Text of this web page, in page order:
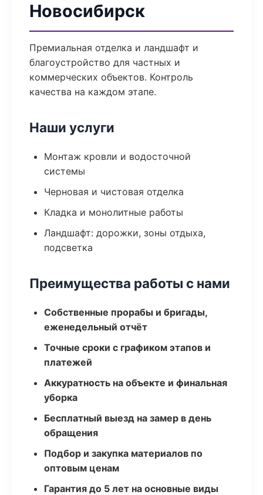
Новосибирск
Премиальная отделка и ландшафт и
благоустройство для частных и
коммерческих объектов. Контроль
качества на каждом этапе.
Наши услуги
Монтаж кровли и водосточной
системы
Черновая и чистовая отделка
Кладка и монолитные работы
Ландшафт: дорожки, зоны отдыха,
подсветка
Преимущества работы с нами
Собственные прорабы и бригады,
еженедельный отчёт
Точные сроки с графиком этапов и
платежей
Аккуратность на объекте и финальная
уборка
Бесплатный выезд на замер в день
обращения
Подбор и закупка материалов по
оптовым ценам
Гарантия до 5 лет на основные виды